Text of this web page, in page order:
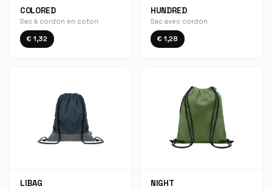
COLORED
Sac à cordon en coton
€ 1,32
HUNDRED
Sac avec cordon
€ 1,28
LIBAG NIGHT